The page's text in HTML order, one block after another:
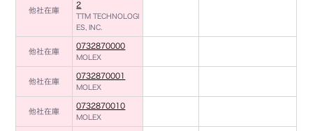
他社在庫
2
TTM TECHNOLOGI
ES, INC.
他社在庫
0732870000
MOLEX
他社在庫
0732870001
MOLEX
他社在庫
0732870010
MOLEX